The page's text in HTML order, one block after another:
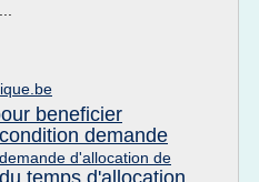
beneficier
condition demande
demande d'allocation de
temps d'allocation